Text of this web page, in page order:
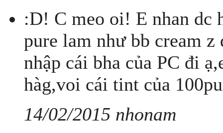
:D! C meo oi! E nhan dc
pure lam như bb cream
nhập cái bha của PC đi
hàg,voi cái tint của
14/02/2015 nhonam